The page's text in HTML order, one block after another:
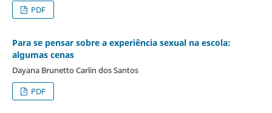
PDF
Para se pensar sobre a experiência sexual na escola:
algumas cenas
Dayana Brunetto Carlin dos Santos
PDF